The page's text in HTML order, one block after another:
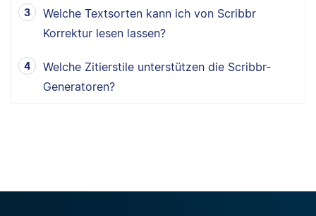
Welche Textsorten kann ich von Scribbr
Korrektur lesen lassen?
Welche Zitierstile unterstützen die Scribbr-
Generatoren?